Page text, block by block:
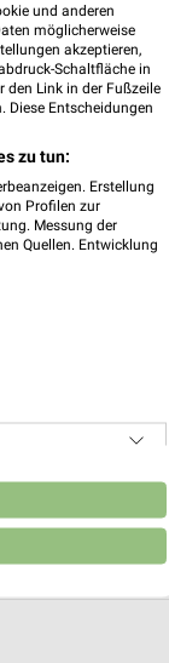
und anderen
möglicherweise
akzeptieren,
Schaltfläche in
den Link in der Fußzeile
Diese Entscheidungen
zu tun:
Erstellung
Profilen zur
Messung der
Quellen. Entwicklung